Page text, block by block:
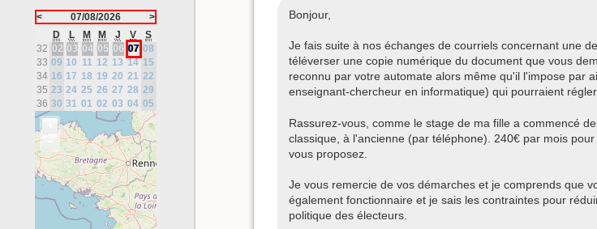
< 07/08/2026
>
D
L M M J V
S
32 02
02 03
03 04
04 05
05 06
06 07
07 08
33 09 10 11 12 13 14 15
34 16 17 18 19 20 21 22
35 23 24 25 26 27 28 29
36 30 31 01 02 03 04 05
Bonjour,
Je fais suite à nos échanges de courriels concernant une
téléverser une copie numérique du document que vous
reconnu par votre automate alors même qu'il l'impose par
enseignant-chercheur en informatique) qui pourraient
Rassurez-vous, comme le stage de ma fille a commencé
classique, à l'ancienne (par téléphone). 240€ par mois
vous proposez.
Je vous remercie de vos démarches et je comprends que
également fonctionnaire et je sais les contraintes pour
politique des électeurs.